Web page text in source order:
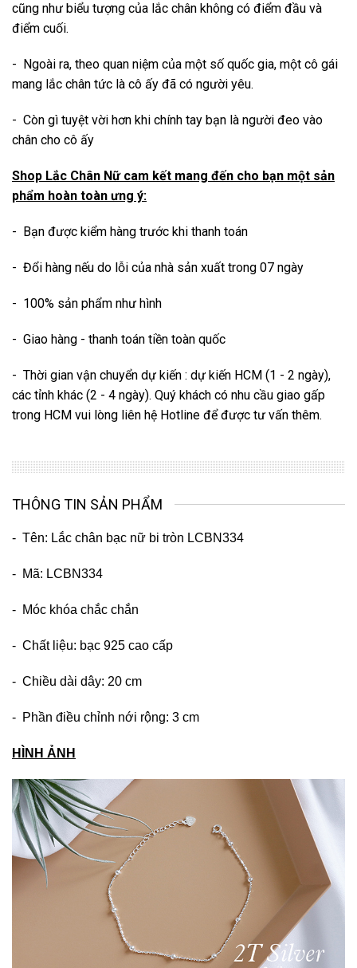
cũng như biểu tượng của lắc chân không có điểm đầu và
điểm cuối.
- Ngoài ra, theo quan niệm của một số quốc gia, một cô gái
mang lắc chân tức là cô ấy đã có người yêu.
- Còn gì tuyệt vời hơn khi chính tay bạn là người đeo vào
chân cho cô ấy
Shop Lắc Chân Nữ cam kết mang đến cho bạn một sản
phẩm hoàn toàn ưng ý:
- Bạn được kiểm hàng trước khi thanh toán
- Đổi hàng nếu do lỗi của nhà sản xuất trong 07 ngày
- 100% sản phẩm như hình
- Giao hàng - thanh toán tiền toàn quốc
- Thời gian vận chuyển dự kiến : dự kiến HCM (1 - 2 ngày),
các tỉnh khác (2 - 4 ngày). Quý khách có nhu cầu giao gấp
trong HCM vui lòng liên hệ Hotline để được tư vấn thêm.
THÔNG TIN SẢN PHẨM
- Tên: Lắc chân bạc nữ bi tròn LCBN334
- Mã: LCBN334
- Móc khóa chắc chắn
- Chất liệu: bạc 925 cao cấp
- Chiều dài dây: 20 cm
- Phần điều chỉnh nới rộng: 3 cm
HÌNH ẢNH